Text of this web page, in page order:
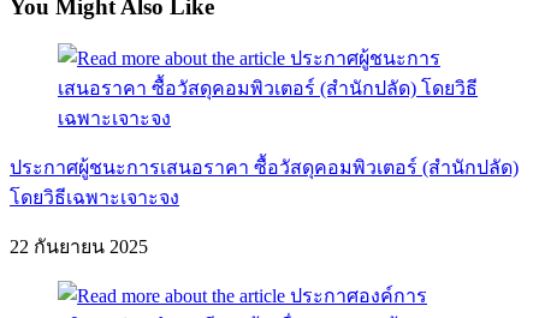
You Might Also Like
ประกาศผู้ชนะการเสนอราคา ซื้อวัสดุคอมพิวเตอร์ (สำนักปลัด)
โดยวิธีเฉพาะเจาะจง
22 กันยายน 2025